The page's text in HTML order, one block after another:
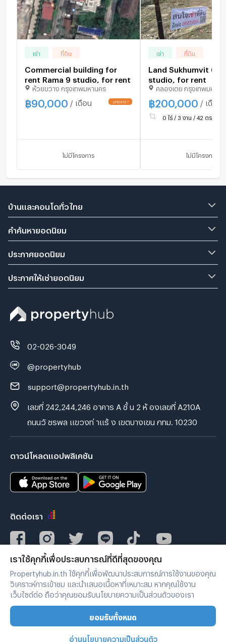
เช่า ที่ดิน
Commercial building for
rent Rama 9 studio, for rent
ห้วยขวาง กรุงเทพมหานคร
฿90,000 / เดือน
ไม่มีโครงการ
เช่า ที่ดิน
Land Sukhumvit 62/
studio, for rent
คลองเตย กรุงเทพมหาน
฿200,000 / เดือน
0 ไร่ / 3 งาน / 42 ตร.ว.
ไม่มีโครงการ
บ้านและคอนโดทั่วไทย
คำค้นหายอดนิยม
ประกาศยอดนิยม
ประกาศให้เช่ายอดนิยม
02-026-3049
@propertyhub
support@propertyhub.in.th
เลขที่ 242,244,246 อาคาร A ชั้ น 2 ห้ องเลขที่ A210A
ถนนวั ชรพล แขวงท่ าแร้ ง เขตบางเขน กทม. 10230
ดาวน์โหลดแอปพลิเคชัน
ติดต่อเรา
Copyright © 2019-2020
Zimple Internet Co., Ltd. , All rights reserved.
เราใช้คุกกี้เพื่อประสบการณ์ที่ดีที่สุดของคุณ
Propertyhub.in.th ใช้คุกกี้เพื่อพัฒนาประสบการณ์การใช้งานของคุณ
วิเคราะห์การเข้าชม และนำเสนอเนื้อหาที่เหมาะสม หากคุณใช้งาน
เว็บไซต์ต่อ ถือว่าคุณยอมรับนโยบายความเป็นส่วนตัวของเรา
ยอมรับทั้งหมด
อ่านนโยบายความเป็นส่วนตัว